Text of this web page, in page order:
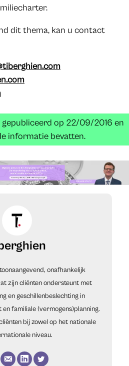
dit thema, kan u contact
op 22/09/2016 en
informatie bevatten.
onafhankelijk
zijn cliënten ondersteunt met
en geschillenbeslechting in
familiale (vermogens)planning.
bij zowel op het nationale
niveau.